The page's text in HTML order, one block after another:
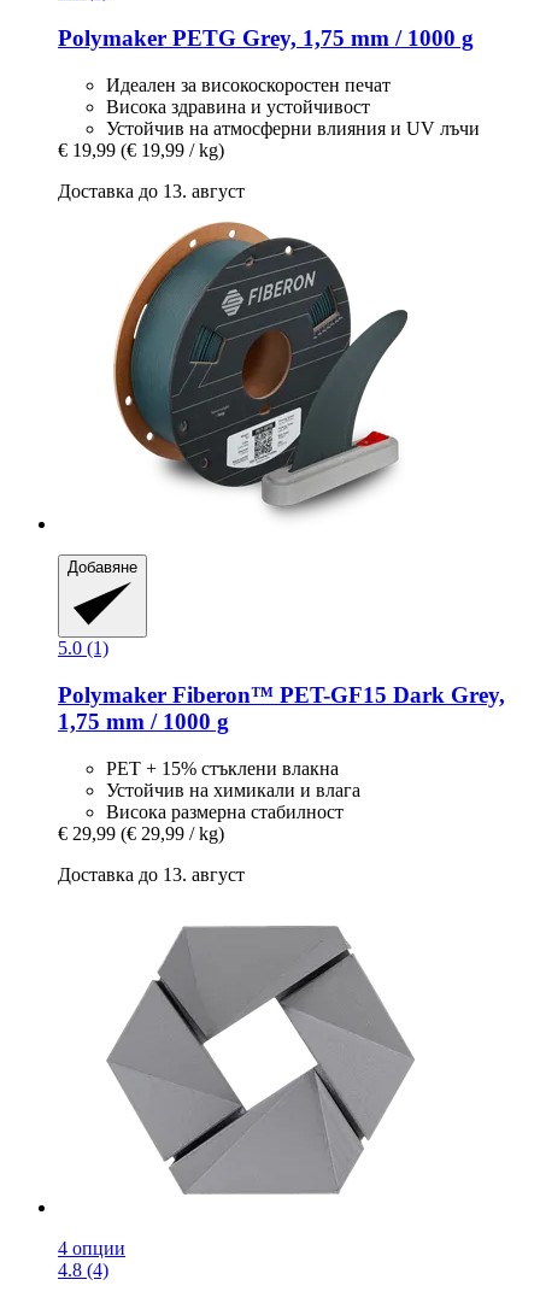
Polymaker PETG Grey, 1,75 mm / 1000 g
Идеален за високоскоростен печат
Висока здравина и устойчивост
Устойчив на атмосферни влияния и UV лъчи
€ 19,99 (€ 19,99 / kg)
Доставка до 13. август
Добавяне
5.0 (1)
Polymaker Fiberon™ PET-​GF15 Dark Grey,
1,75 mm / 1000 g
PET + 15% стъклени влакна
Устойчив на химикали и влага
Висока размерна стабилност
€ 29,99 (€ 29,99 / kg)
Доставка до 13. август
4 опции
4.8 (4)